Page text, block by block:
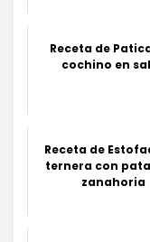
Receta de
cochino en
Receta de
ternera con
zanahoria